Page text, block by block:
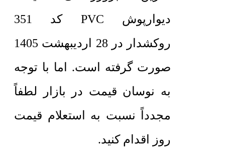
دیوارپوش PVC کد 351
روکشدار در 28 اردیبهشت 1405
صورت گرفته است. اما با توجه
به نوسان قیمت در بازار لطفاً
مجدداً نسبت به استعلام قیمت
روز اقدام کنید.